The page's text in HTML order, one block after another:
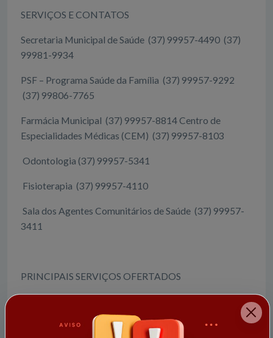
SERVIÇOS E CONTATOS
Secretaria Municipal de Saúde (37) 99957-4490 (37)
99981-9934
PSF – Programa Saúde da Família (37) 99957-9292
(37) 99806-7765
Farmácia Municipal (37) 99957-8814 Centro de
Especialidades Médicas (CEM) (37) 99957-8103
Odontologia (37) 99957-5341
Fisioterapia (37) 99957-4110
Sala dos Agentes Comunitários de Saúde (37) 99957-
3411
PRINCIPAIS SERVIÇOS OFERTADOS
▪️ Estratégia Saúde da Família (ESF);